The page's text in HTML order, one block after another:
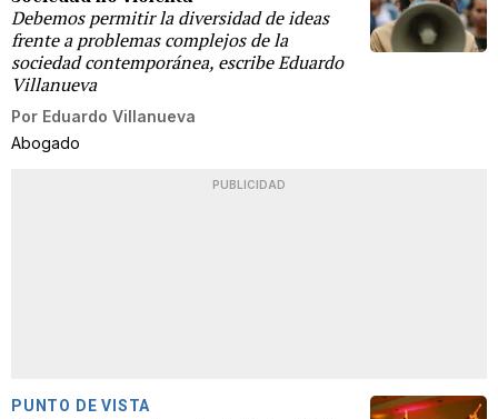
Debemos permitir la diversidad de ideas
frente a problemas complejos de la
sociedad contemporánea, escribe Eduardo
Villanueva
Por Eduardo Villanueva
Abogado
PUBLICIDAD
PUNTO DE VISTA